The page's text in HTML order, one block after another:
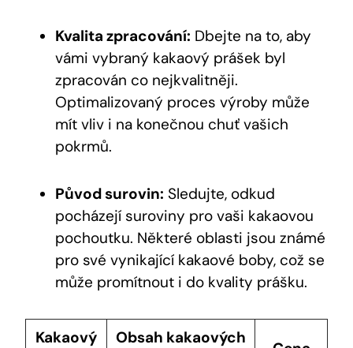
Kvalita zpracování: Dbejte na to, aby
vámi vybraný kakaový prášek byl
zpracován co nejkvalitněji.
Optimalizovaný proces výroby může
mít vliv i na konečnou chuť vašich
pokrmů.
Původ surovin: Sledujte, odkud
pocházejí suroviny pro vaši kakaovou
pochoutku. Některé oblasti jsou známé
pro své vynikající kakaové boby, což se
může promítnout i do kvality prášku.
Kakaový
Obsah kakaových